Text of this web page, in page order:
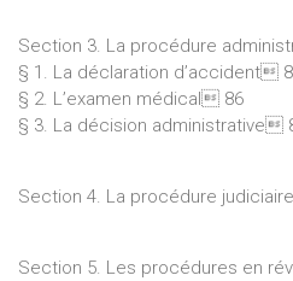
Section 3. La procédure
§ 1. La déclaration d’accident
§ 2. L’examen médical 86
§ 3. La décision administrative
Section 4. La procédure
Section 5. Les procédures en